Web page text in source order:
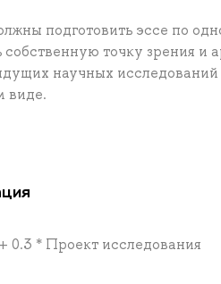
подготовить эссе по
собственную точку зрения и
научных
виде.
0.3 * Проект исследования